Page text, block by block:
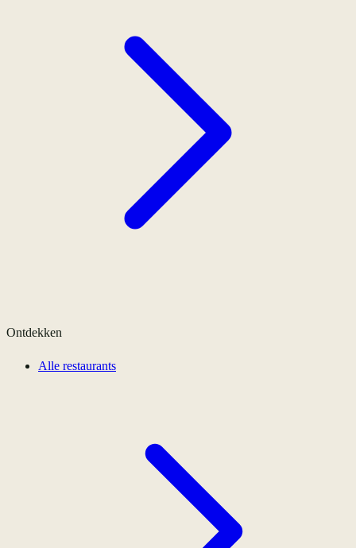
Ontdekken
Alle restaurants